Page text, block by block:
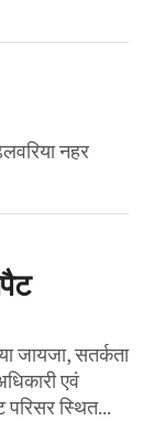
नहर
जायजा, सतर्कता
एवं
स्थित...